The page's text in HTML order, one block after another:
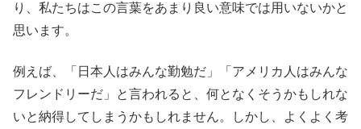
り、私たちはこの言葉をあまり良い意味では用いないかと
思います。
例えば、「日本人はみんな勤勉だ」「アメリカ人はみんな
フレンドリーだ」と言われると、何となくそうかもしれな
いと納得してしまうかもしれません。しかし、よくよく考